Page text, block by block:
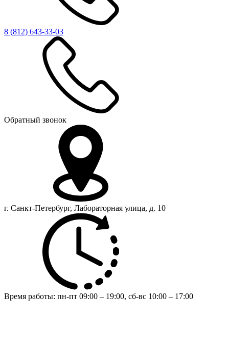
8 (812) 643-33-03
Обратный звонок
г. Санкт-Петербург, Лабораторная улица, д. 10
Время работы: пн-пт 09:00 – 19:00, сб-вс 10:00 – 17:00